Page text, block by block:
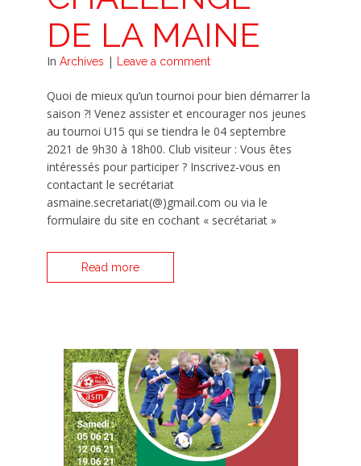
DE LA MAINE
In Archives | Leave a comment
Quoi de mieux qu’un tournoi pour bien démarrer la
saison ?! Venez assister et encourager nos jeunes
au tournoi U15 qui se tiendra le 04 septembre
2021 de 9h30 à 18h00. Club visiteur : Vous êtes
intéressés pour participer ? Inscrivez-vous en
contactant le secrétariat
asmaine.secretariat(@)gmail.com ou via le
formulaire du site en cochant « secrétariat »
Read more